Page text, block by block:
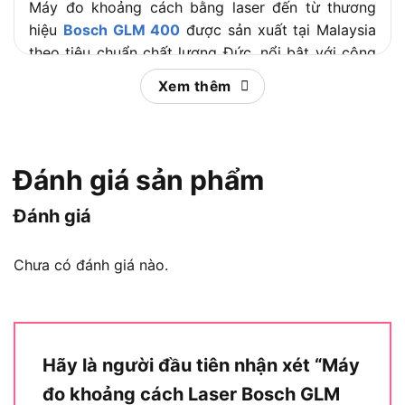
Máy đo khoảng cách bằng laser đến từ thương
hiệu Bosch GLM 400 được sản xuất tại Malaysia
theo tiêu chuẩn chất lượng Đức, nổi bật với công
nghệ laser hiện đại và màn hình màu sắc nét. Với
khả năng đo khoảng cách, diện tích, thể tích trong
được bảo hành 6 tháng chính hãng, đảm bảo sự
yên tâm khi sử dụng.
Ứng dụng và lợi ích nổi bật của máy đo
khoảng cách GLM 400
Xem thêm
Đánh giá sản phẩm
Đánh giá
Chưa có đánh giá nào.
Hãy là người đầu tiên nhận xét “Máy
đo khoảng cách Laser Bosch GLM